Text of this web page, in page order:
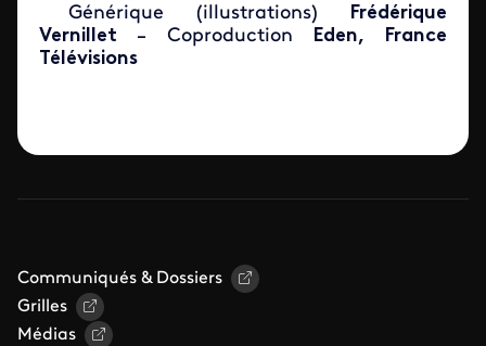
Générique (illustrations)
Frédérique
Vernillet
– Coproduction Eden,
France
Télévisions
Communiqués & Dossiers
Grilles
Médias